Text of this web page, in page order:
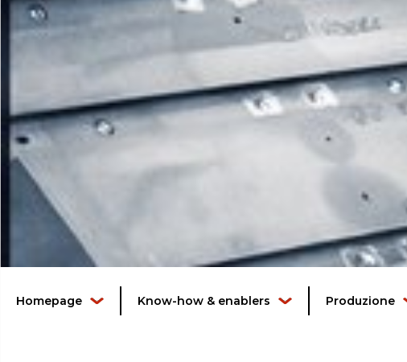
Homepage Know-how & enablers Produzione